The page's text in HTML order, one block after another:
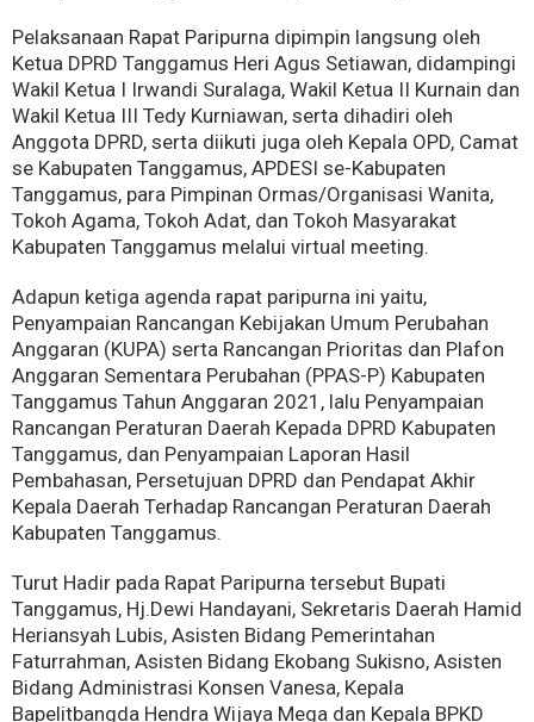
Pelaksanaan Rapat Paripurna dipimpin langsung oleh
Ketua DPRD Tanggamus Heri Agus Setiawan, didampingi
Wakil Ketua I Irwandi Suralaga, Wakil Ketua II Kurnain dan
Wakil Ketua III Tedy Kurniawan, serta dihadiri oleh
Anggota DPRD, serta diikuti juga oleh Kepala OPD, Camat
se Kabupaten Tanggamus, APDESI se-Kabupaten
Tanggamus, para Pimpinan Ormas/Organisasi Wanita,
Tokoh Agama, Tokoh Adat, dan Tokoh Masyarakat
Kabupaten Tanggamus melalui virtual meeting.
Adapun ketiga agenda rapat paripurna ini yaitu,
Penyampaian Rancangan Kebijakan Umum Perubahan
Anggaran (KUPA) serta Rancangan Prioritas dan Plafon
Anggaran Sementara Perubahan (PPAS-P) Kabupaten
Tanggamus Tahun Anggaran 2021, lalu Penyampaian
Rancangan Peraturan Daerah Kepada DPRD Kabupaten
Tanggamus, dan Penyampaian Laporan Hasil
Pembahasan, Persetujuan DPRD dan Pendapat Akhir
Kepala Daerah Terhadap Rancangan Peraturan Daerah
Kabupaten Tanggamus.
Turut Hadir pada Rapat Paripurna tersebut Bupati
Tanggamus, Hj.Dewi Handayani, Sekretaris Daerah Hamid
Heriansyah Lubis, Asisten Bidang Pemerintahan
Faturrahman, Asisten Bidang Ekobang Sukisno, Asisten
Bidang Administrasi Konsen Vanesa, Kepala
Bapelitbangda Hendra Wijaya Mega dan Kepala BPKD